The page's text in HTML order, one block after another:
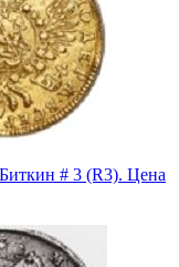
# 3 (R3). Цена